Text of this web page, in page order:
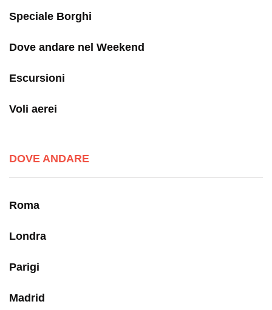
Speciale Borghi
Dove andare nel Weekend
Escursioni
Voli aerei
DOVE ANDARE
Roma
Londra
Parigi
Madrid